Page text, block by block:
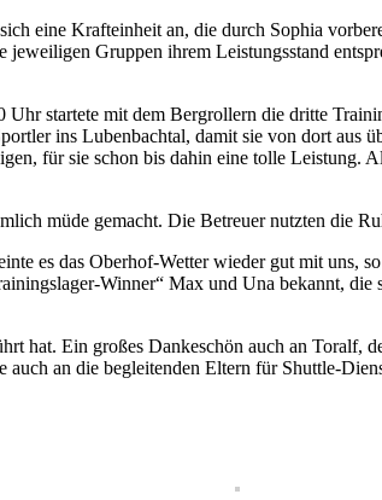
eine Krafteinheit an, die durch Sophia
Gruppen ihrem Leistungsstand
startete mit dem Bergrollern die dritte
ins Lubenbachtal, damit sie von dort
für sie schon bis dahin eine tolle Leistung.
müde gemacht. Die Betreuer nutzten die
es das Oberhof-Wetter wieder gut mit uns,
Winner“ Max und Una bekannt,
hat. Ein großes Dankeschön auch an Toralf,
an die begleitenden Eltern für Shuttle-